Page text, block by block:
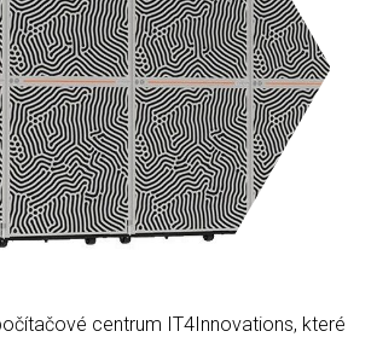
centrum IT4Innovations, které